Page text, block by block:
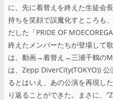
に、先に着替えを終えた生徒会
持ちを笑顔で誤魔化すところも
だした「PRIDE OF
終えたメンバーたちが登場して
は、動画→着替え→三浦千鶴の
は、Zepp DiverCity(TOKYO))
るとはいえ、あの公演を再現し
り返ることができた。まさに、